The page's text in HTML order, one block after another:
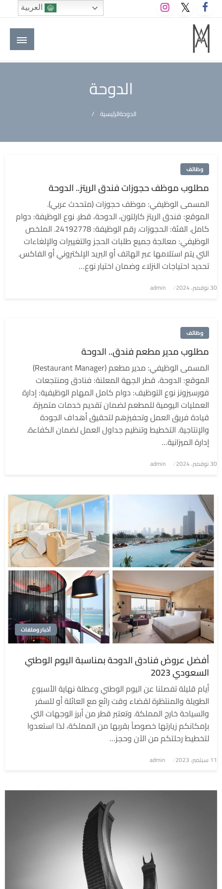
التخطي
إلى
المحتوى
M A hotels | إم ايه هوتيلز
الموقع الأول للعاملين في الفنادق في العالم العربي
الدوحة
الرئيسيةالدوحة
وظائف
مطلوب موظف حجوزات فندق الريتز.. الدوحة
المسمى الوظيفي: موظف حجوزات (متحدث عربي).
الموقع: فندق الريتز كارلتون، الدوحة، قطر. نوع الوظيفة: دوام
كامل. الفئة: الحجوزات. رقم الوظيفة: 24192778. الملخص
الوظيفي: معالجة جميع طلبات الحجز والتغييرات والإلغاءات
التي يتم استلامها عبر الهاتف أو البريد الإلكتروني أو الفاكس.
تحديد احتياجات النزلاء وضمان اختيار نوع…
نُشر
30 نوفمبر، 2024 admin
وظائف
مطلوب مدير مطعم فندق.. الدوحة
المسمى الوظيفي: مدير مطعم (Restaurant Manager)
الموقع: الدوحة، قطر الجهة المعلنة: فنادق ومنتجعات
فورسيزونز نوع التوظيف: دوام كامل المهام الوظيفية: إدارة
العمليات اليومية للمطعم لضمان تقديم خدمات متميزة.
قيادة فريق العمل وتحفيزهم لتحقيق أهداف الجودة
والإنتاجية. التخطيط وتنظيم جداول العمل لضمان الكفاءة.
إدارة الميزانية…
نُشر
30 نوفمبر، 2024 admin
أخبار وملفات
أفضل عروض فنادق الدوحة بمناسبة اليوم الوطني
السعودي 2023
أيام قليلة تفصلنا عن اليوم الوطني وعطلة نهاية الأسبوع
الطويلة والمنتظرة لقضاء وقت رائع مع العائلة أو للسفر
والسياحة خارج المملكة. وتعتبر قطر من أبرز الوجهات التي
بإمكانكم زيارتها خصوصاً بقربها من المملكة، لذا استعدوا
لتخطيط رحلتكم من الآن وحجز…
نُشر
11 سبتمبر، 2023 admin
العربية